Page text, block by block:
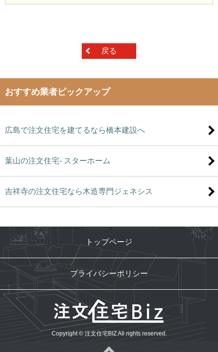
戻る
おすすめ業者ピックアップ
広島で注文住宅を建てるなら橋本建設へ
葉山の注文住宅- スターホーム
吉祥寺の注文住宅なら木造専門ジェネシス
トップページ
プライバシーポリシー
Copyright © 注文住宅BIZ All rights reserved.